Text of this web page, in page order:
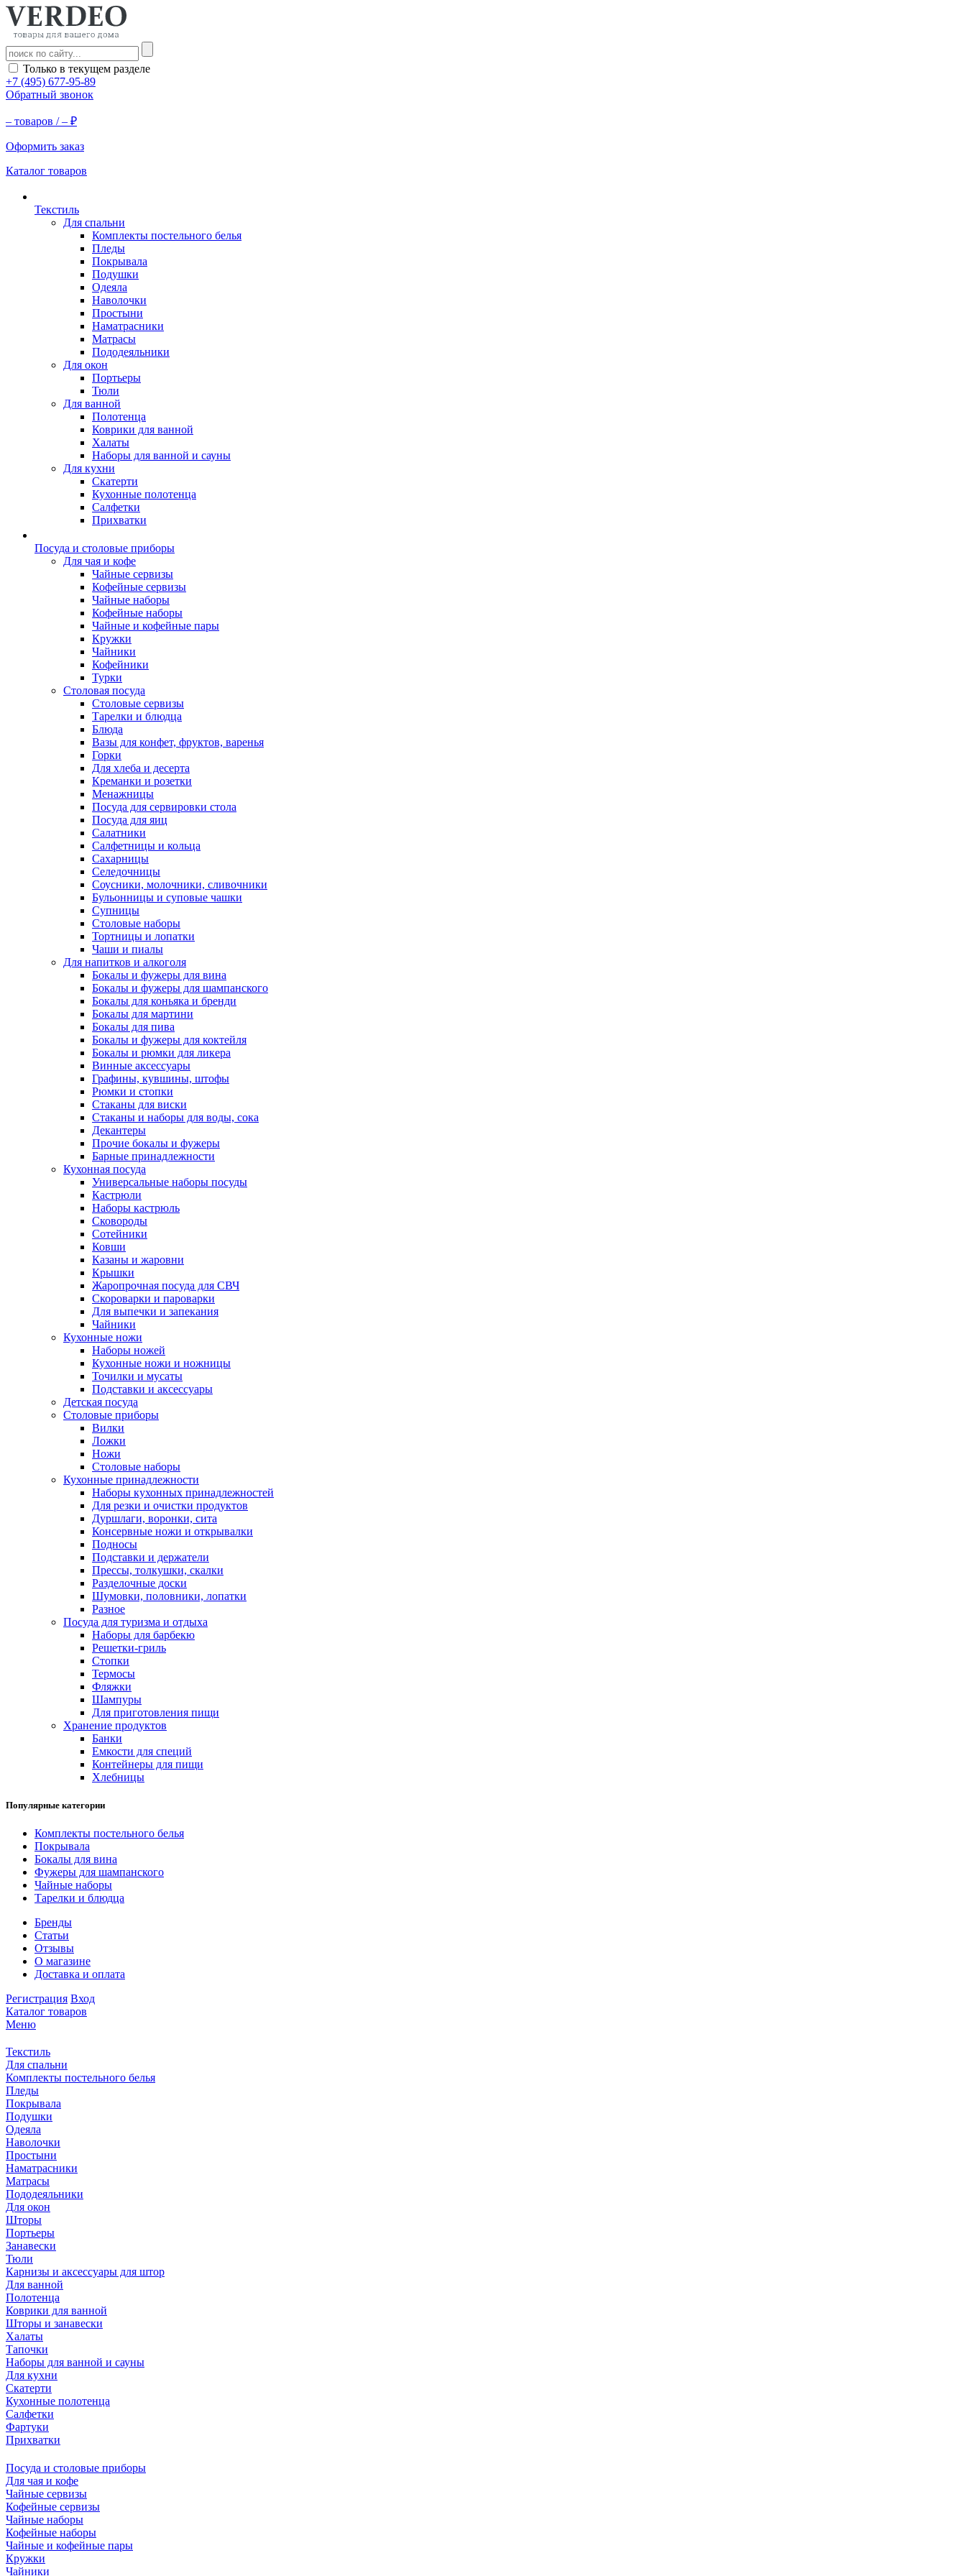
Только в текущем разделе
+7 (495) 677-95-89
Обратный звонок
– товаров /– ₽
Оформить заказ
Каталог товаров
Текстиль
Для спальни
Комплекты постельного белья
Пледы
Покрывала
Подушки
Одеяла
Наволочки
Простыни
Наматрасники
Матрасы
Пододеяльники
Для окон
Портьеры
Тюли
Для ванной
Полотенца
Коврики для ванной
Халаты
Наборы для ванной и сауны
Для кухни
Скатерти
Кухонные полотенца
Салфетки
Прихватки
Посуда и столовые приборы
Для чая и кофе
Чайные сервизы
Кофейные сервизы
Чайные наборы
Кофейные наборы
Чайные и кофейные пары
Кружки
Чайники
Кофейники
Турки
Столовая посуда
Столовые сервизы
Тарелки и блюдца
Блюда
Вазы для конфет, фруктов, варенья
Горки
Для хлеба и десерта
Креманки и розетки
Менажницы
Посуда для сервировки стола
Посуда для яиц
Салатники
Салфетницы и кольца
Сахарницы
Селедочницы
Соусники, молочники, сливочники
Бульонницы и суповые чашки
Супницы
Столовые наборы
Тортницы и лопатки
Чаши и пиалы
Для напитков и алкоголя
Бокалы и фужеры для вина
Бокалы и фужеры для шампанского
Бокалы для коньяка и бренди
Бокалы для мартини
Бокалы для пива
Бокалы и фужеры для коктейля
Бокалы и рюмки для ликера
Винные аксессуары
Графины, кувшины, штофы
Рюмки и стопки
Стаканы для виски
Стаканы и наборы для воды, сока
Декантеры
Прочие бокалы и фужеры
Барные принадлежности
Кухонная посуда
Универсальные наборы посуды
Кастрюли
Наборы кастрюль
Сковороды
Сотейники
Ковши
Казаны и жаровни
Крышки
Жаропрочная посуда для СВЧ
Скороварки и пароварки
Для выпечки и запекания
Чайники
Кухонные ножи
Наборы ножей
Кухонные ножи и ножницы
Точилки и мусаты
Подставки и аксессуары
Детская посуда
Столовые приборы
Вилки
Ложки
Ножи
Столовые наборы
Кухонные принадлежности
Наборы кухонных принадлежностей
Для резки и очистки продуктов
Дуршлаги, воронки, сита
Консервные ножи и открывалки
Подносы
Подставки и держатели
Прессы, толкушки, скалки
Разделочные доски
Шумовки, половники, лопатки
Разное
Посуда для туризма и отдыха
Наборы для барбекю
Решетки-гриль
Стопки
Термосы
Фляжки
Шампуры
Для приготовления пищи
Хранение продуктов
Банки
Емкости для специй
Контейнеры для пищи
Хлебницы
Популярные категории
Комплекты постельного белья
Покрывала
Бокалы для вина
Фужеры для шампанского
Чайные наборы
Тарелки и блюдца
Бренды
Статьи
Отзывы
О магазине
Доставка и оплата
Регистрация Вход
Каталог товаров
Меню
Текстиль
Для спальни
Комплекты постельного белья
Пледы
Покрывала
Подушки
Одеяла
Наволочки
Простыни
Наматрасники
Матрасы
Пододеяльники
Для окон
Шторы
Портьеры
Занавески
Тюли
Карнизы и аксессуары для штор
Для ванной
Полотенца
Коврики для ванной
Шторы и занавески
Халаты
Тапочки
Наборы для ванной и сауны
Для кухни
Скатерти
Кухонные полотенца
Салфетки
Фартуки
Прихватки
Посуда и столовые приборы
Для чая и кофе
Чайные сервизы
Кофейные сервизы
Чайные наборы
Кофейные наборы
Чайные и кофейные пары
Кружки
Чайники